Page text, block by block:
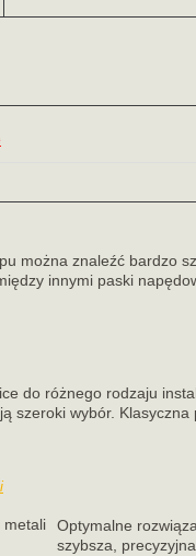
można znaleźć bardzo
innymi paski
do różnego rodzaju
szeroki wybór. Klasyczna
Optymalne
szybsza,